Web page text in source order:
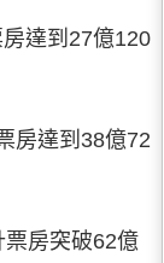
達到27億120
房達到38億72
房突破62億